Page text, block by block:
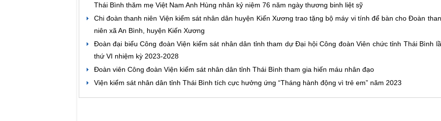
Thái Bình thăm mẹ Việt Nam Anh Hùng nhân kỷ niệm 76 năm ngày thương binh liệt sỹ
Chi đoàn thanh niên Viện kiểm sát nhân dân huyện Kiến Xương trao tặng bộ máy vi tính để bàn cho Đoàn
niên xã An Bình, huyện Kiến Xương
Đoàn đại biểu Công đoàn Viện kiểm sát nhân dân tỉnh tham dự Đại hội Công đoàn Viên chức tỉnh Thái Bình
thứ VI nhiệm kỳ 2023-2028
Đoàn viên Công đoàn Viện kiểm sát nhân dân tỉnh Thái Bình tham gia hiến máu nhân đạo
Viện kiểm sát nhân dân tỉnh Thái Bình tích cực hưởng ứng “Tháng hành động vì trẻ em” năm 2023